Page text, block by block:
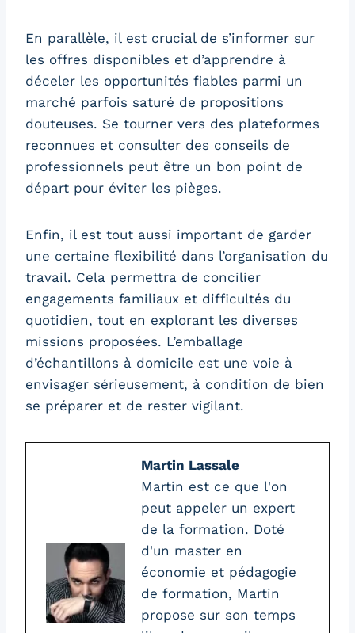
En parallèle, il est crucial de s’informer sur
les offres disponibles et d’apprendre à
déceler les opportunités fiables parmi un
marché parfois saturé de propositions
douteuses. Se tourner vers des plateformes
reconnues et consulter des conseils de
professionnels peut être un bon point de
départ pour éviter les pièges.
Enfin, il est tout aussi important de garder
une certaine flexibilité dans l’organisation du
travail. Cela permettra de concilier
engagements familiaux et difficultés du
quotidien, tout en explorant les diverses
missions proposées. L’emballage
d’échantillons à domicile est une voie à
envisager sérieusement, à condition de bien
se préparer et de rester vigilant.
Martin Lassale
Martin est ce que l'on
peut appeler un expert
de la formation. Doté
d'un master en
économie et pédagogie
de formation, Martin
propose sur son temps